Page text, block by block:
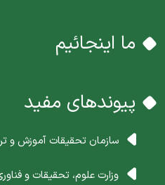
ما اینجائیم
پیوندهای مفید
سازمان تحقیقات آموزش و
وزارت علوم، تحقیقات و